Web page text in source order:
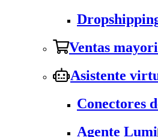
Ventas
Asistente
Conectores
Agente Lumi